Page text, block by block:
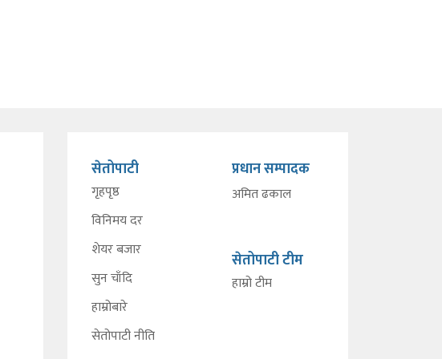
सेतोपाटी
गृहपृष्ठ
विनिमय दर
शेयर बजार
सुन चाँदि
हाम्रोबारे
सेतोपाटी नीति
प्रधान सम्पादक
अमित ढकाल
सेतोपाटी टीम
हाम्रो टीम